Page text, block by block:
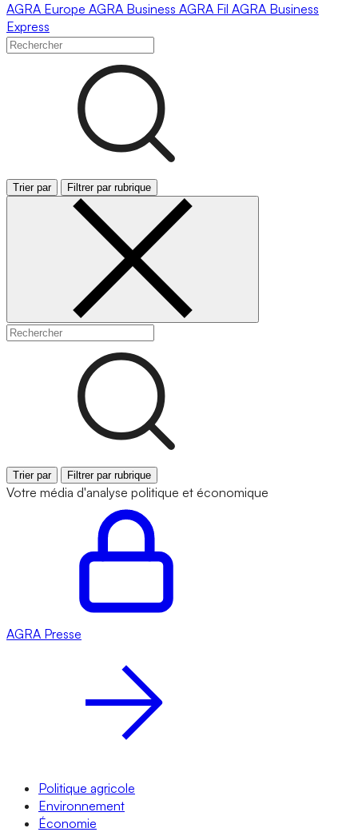
AGRA Europe AGRA Business AGRA Fil AGRA Business
Express
Trier par Filtrer par rubrique
Trier par Filtrer par rubrique
Votre média d'analyse politique et économique
AGRA Presse
Politique agricole
Environnement
Économie